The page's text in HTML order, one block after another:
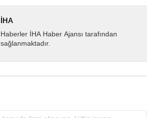
İHA
Haberler İHA Haber Ajansı tarafından
sağlanmaktadır.